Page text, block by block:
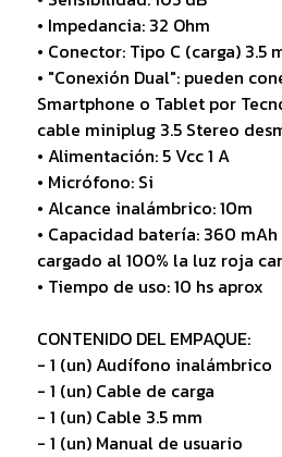
• Impedancia: 32 Ohm
• Conector: Tipo C (carga) 3.5
• "Conexión Dual": pueden
Smartphone o Tablet por
cable miniplug 3.5 Stereo
• Alimentación: 5 Vcc 1 A
• Micrófono: Si
• Alcance inalámbrico: 10m
• Capacidad batería: 360
cargado al 100% la luz roja
• Tiempo de uso: 10 hs aprox
CONTENIDO DEL EMPAQUE:
- 1 (un) Audífono inalámbrico
- 1 (un) Cable de carga
- 1 (un) Cable 3.5 mm
- 1 (un) Manual de usuario